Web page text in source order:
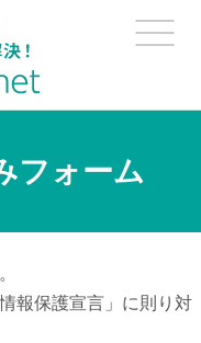
フォーム
報保護宣言 」に則り対